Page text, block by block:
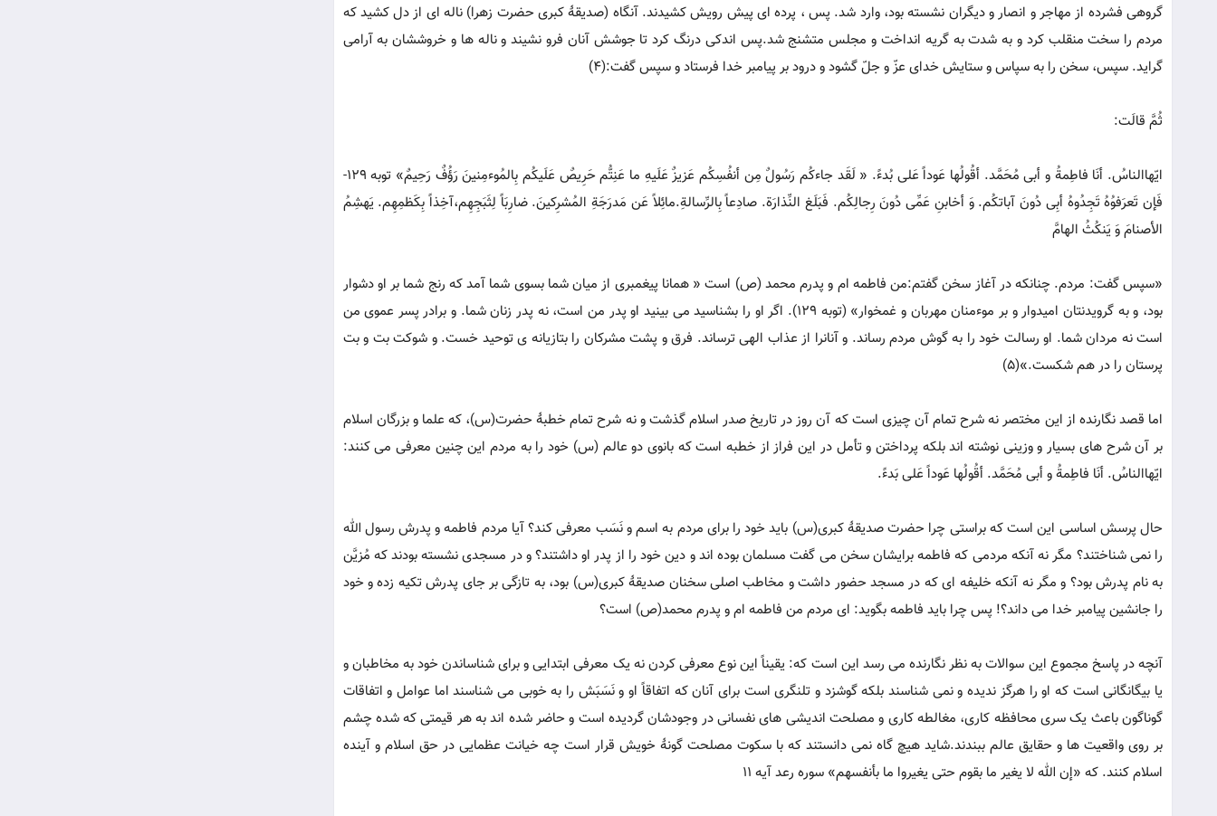
گروهی فشرده از مهاجر و انصار و دیگران نشسته بود، وارد شد. پس ، پرده ای پیش رویش کشیدند. آنگاه (صدیقۀ کبری حضرت زهرا) ناله ای از دل کشید که
مردم را سخت منقلب کرد و به شدت به گریه انداخت و مجلس متشنج شد.پس اندکی درنگ کرد تا جوشش آنان فرو نشیند و ناله ها و خروششان به آرامی
گراید. سپس، سخن را به سپاس و ستایش خدای عزّ و جلّ گشود و درود بر پیامبر خدا فرستاد و سپس گفت:(4)
ثُمَّ قالَت:
ایّهاالناسُ. أنَا فاطِمةُ و أبی مُحَمَّد. أقُولُها عَوداً عَلی بُدءً. « لَقَد جاءکُم رَسُولٌ مِن أنفُسِکُم عَزیزٌ عَلَیهِ ما عَنِتُّم حَرِیصٌ عَلَیکُم بِالمُوءمِنینَ رَؤُفٌ رَحِیمٌ» توبه 129-
فَإن تَعرَفوُهُ تَجِدُوهُ أبِی دُونَ آباتکُم. وَ أخابنِ عَمِّی دُونَ رِجالِکُم. فَبَلَغ النِّذارَة. صادِعاً بِالرِّسالةِ.مائِلاً عَن مَدرَجَةِ المُشرِکینَ. ضارِبَاً لِثَبَجِهِم،آخِذاً بِکَظمِهِم. یَهشِمُ
الأصنامَ وَ یَنکُثُ الهامَّ
«سپس گفت: مردم. چنانکه در آغاز سخن گفتم:من فاطمه ام و پدرم محمد (ص) است « همانا پیغمبری از میان شما بسوی شما آمد که رنج شما بر او دشوار
بود، و به گرویدنتان امیدوار و بر موءمنان مهربان و غمخوار» (توبه 129). اگر او را بشناسید می بینید او پدر من است، نه پدر زنان شما. و برادر پسر عموی من
است نه مردان شما. او رسالت خود را به گوش مردم رساند. و آنانرا از عذاب الهی ترساند. فرق و پشت مشرکان را بتازیانه ی توحید خست. و شوکت بت و بت
پرستان را در هم شکست.»(5)
اما قصد نگارنده از این مختصر نه شرح تمام آن چیزی است که آن روز در تاریخ صدر اسلام گذشت و نه شرح تمام خطبۀ حضرت(س)، که علما و بزرگان اسلام
بر آن شرح های بسیار و وزینی نوشته اند بلکه پرداختن و تأمل در این فراز از خطبه است که بانوی دو عالم (س) خود را به مردم این چنین معرفی می کنند:
ایّهاالناسُ. أنَا فاطِمةُ و أبی مُحَمَّد. أقُولُها عَوداً عَلی بَدءً.
حال پرسش اساسی این است که براستی چرا حضرت صدیقۀ کبری(س) باید خود را برای مردم به اسم و نَسَب معرفی کند؟ آیا مردم فاطمه و پدرش رسول الله
را نمی شناختند؟ مگر نه آنکه مردمی که فاطمه برایشان سخن می گفت مسلمان بوده اند و دین خود را از پدر او داشتند؟ و در مسجدی نشسته بودند که مُزیَّن
به نام پدرش بود؟ و مگر نه آنکه خلیفه ای که در مسجد حضور داشت و مخاطب اصلی سخنان صدیقۀ کبری(س) بود، به تازگی بر جای پدرش تکیه زده و خود
را جانشین پیامبر خدا می داند؟! پس چرا باید فاطمه بگوید: ای مردم من فاطمه ام و پدرم محمد(ص) است؟
آنچه در پاسخ مجموع این سوالات به نظر نگارنده می رسد این است که: یقیناً این نوع معرفی کردن نه یک معرفی ابتدایی و برای شناساندن خود به مخاطبان و
یا بیگانگانی است که او را هرگز ندیده و نمی شناسند بلکه گوشزد و تلنگری است برای آنان که اتفاقاً او و نَسَبَش را به خوبی می شناسند اما عوامل و اتفاقات
گوناگون باعث یک سری محافظه کاری، مغالطه کاری و مصلحت اندیشی های نفسانی در وجودشان گردیده است و حاضر شده اند به هر قیمتی که شده چشم
بر روی واقعیت ها و حقایق عالم ببندند.شاید هیچ گاه نمی دانستند که با سکوت مصلحت گونۀ خویش قرار است چه خیانت عظمایی در حق اسلام و آینده
اسلام کنند. که «إن الله لا یغیر ما بقوم حتی یغیروا ما بأنفسهم» سوره رعد آیه 11